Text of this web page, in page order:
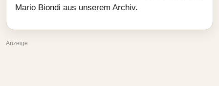
Mario Biondi aus unserem Archiv.
Anzeige